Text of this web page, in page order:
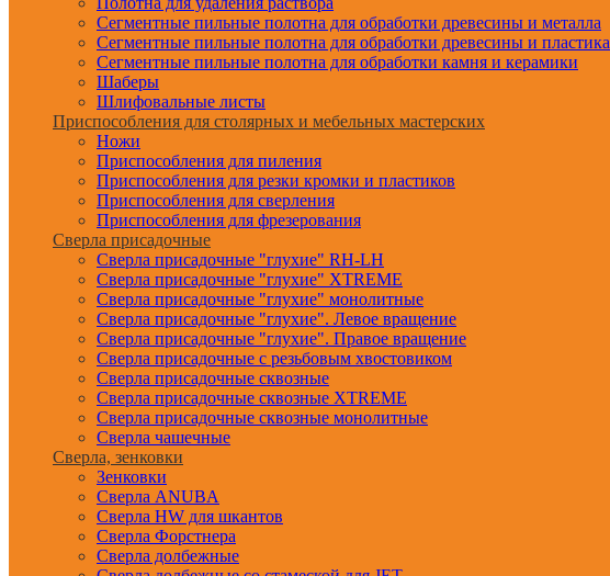
Сегментные пильные полотна для обработки древесины и металла
Сегментные пильные полотна для обработки древесины и пластика
Сегментные пильные полотна для обработки камня и керамики
Шаберы
Шлифовальные листы
Приспособления для столярных и мебельных мастерских
Ножи
Приспособления для пиления
Приспособления для резки кромки и пластиков
Приспособления для сверления
Приспособления для фрезерования
Сверла присадочные
Сверла присадочные "глухие" RH-LH
Сверла присадочные "глухие" XTREME
Сверла присадочные "глухие" монолитные
Сверла присадочные "глухие". Левое вращение
Сверла присадочные "глухие". Правое вращение
Сверла присадочные с резьбовым хвостовиком
Сверла присадочные сквозные
Сверла присадочные сквозные XTREME
Сверла присадочные сквозные монолитные
Сверла чашечные
Сверла, зенковки
Зенковки
Сверла ANUBA
Сверла HW для шкантов
Сверла Форстнера
Сверла долбежные